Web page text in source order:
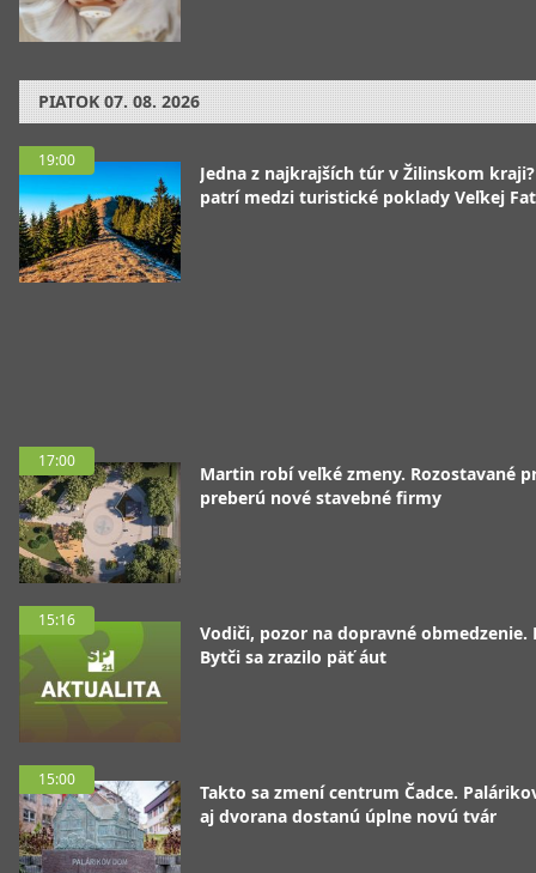
PIATOK 07. 08. 2026
19:00
Jedna z najkrajších túr v Žilinskom
patrí medzi turistické poklady Veľkej
17:00
Martin robí veľké zmeny. Rozostavané
preberú nové stavebné firmy
15:16
Vodiči, pozor na dopravné obmedzenie.
Bytči sa zrazilo päť áut
15:00
Takto sa zmení centrum Čadce.
aj dvorana dostanú úplne novú tvár